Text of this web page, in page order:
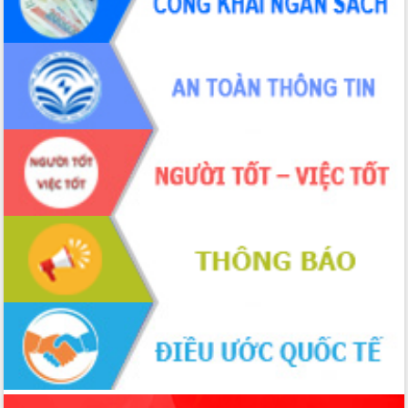
phá cơ chế - Hợp tác công tư
Đề án 06 tạo bước ngoặt đột phá trong
cải cách hành chính tỉnh Đắk Lắk
Kết nối tour, đẩy mạnh chuyển đổi số
để phát triển du lịch Đắk Lắk
Khởi động Dự án Đầu tư xây dựng hạ
tầng kỹ thuật Cụm công nghiệp Tân
Tiến
Gặp mặt các cơ quan báo chí nhân Kỷ
niệm 101 năm Ngày Báo chí Cách
mạng Việt Nam
Đắk Lắk sơ kết 4 năm triển khai thực
hiện Đề án 06 của Chính phủ
Họp báo thông tin về Hội nghị Công bố
Quy hoạch và Xúc tiến đầu tư tỉnh Đắk
Khơi thông điểm nghẽn, đẩy nhanh
giải ngân vốn khắc phục thiên tai
HĐND tỉnh thông qua điều chỉnh Quy
hoạch tỉnh thời kỳ 2021-2030